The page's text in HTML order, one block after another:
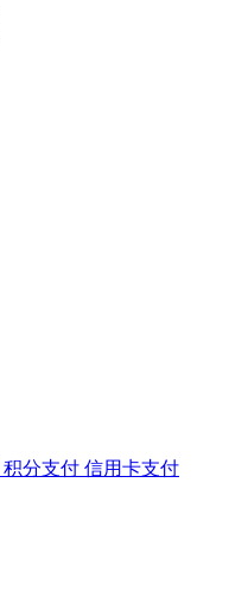
积分支付 信用卡支付